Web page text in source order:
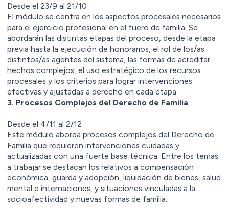
Desde el 23/9 al 21/10
El módulo se centra en los aspectos procesales necesarios
para el ejercicio profesional en el fuero de familia. Se
abordarán las distintas etapas del proceso, desde la etapa
previa hasta la ejecución de honorarios, el rol de los/as
distintos/as agentes del sistema, las formas de acreditar
hechos complejos, el uso estratégico de los recursos
procesales y los criterios para lograr intervenciones
efectivas y ajustadas a derecho en cada etapa.
3.⁠ ⁠Procesos Complejos del Derecho de Familia
Desde el 4/11 al 2/12
Este módulo aborda procesos complejos del Derecho de
Familia que requieren intervenciones cuidadas y
actualizadas con una fuerte base técnica. Entre los temas
a trabajar se destacan los relativos a compensación
económica, guarda y adopción, liquidación de bienes, salud
mental e internaciones, y situaciones vinculadas a la
socioafectividad y nuevas formas de familia.